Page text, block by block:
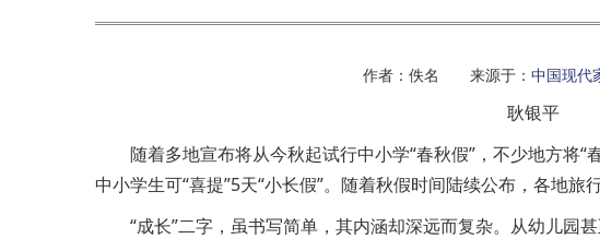
作者：佚名 来源于： 中国现代
耿银平
随着多地宣布将从今秋起试行中小学“春秋假”，不少地方将“
中小学生可“喜提”5天“小长假”。随着秋假时间陆续公布，各地旅
“成长”二字，虽书写简单，其内涵却深远而复杂。从幼儿园